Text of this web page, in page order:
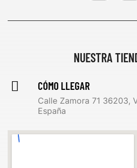
NUESTRA
CÓMO LLEGAR
Calle Zamora 71 36203,
España